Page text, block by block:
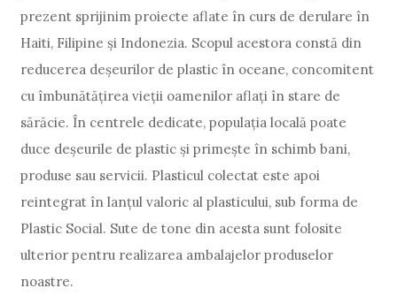
prezent sprijinim proiecte aflate în curs de derulare în
Haiti, Filipine și Indonezia. Scopul acestora constă din
reducerea deșeurilor de plastic în oceane, concomitent
cu îmbunătățirea vieții oamenilor aflați în stare de
sărăcie. În centrele dedicate, populația locală poate
duce deșeurile de plastic și primește în schimb bani,
produse sau servicii. Plasticul colectat este apoi
reintegrat în lanțul valoric al plasticului, sub forma de
Plastic Social. Sute de tone din acesta sunt folosite
ulterior pentru realizarea ambalajelor produselor
noastre.